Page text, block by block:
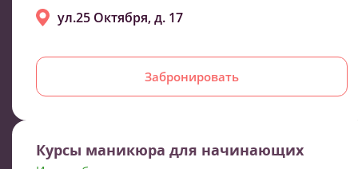
Забронировать
ул.25 Октября, д. 17
Курсы маникюра для начинающих